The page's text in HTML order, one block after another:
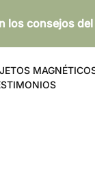
los consejos